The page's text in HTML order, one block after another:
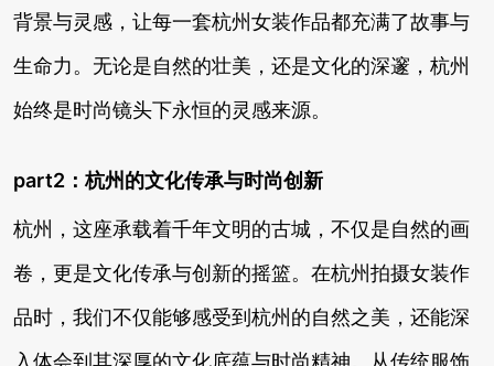
背景与灵感，让每一套杭州女装作品都充满了故事与
生命力。无论是自然的壮美，还是文化的深邃，杭州
始终是时尚镜头下永恒的灵感来源。
part2：杭州的文化传承与时尚创新
杭州，这座承载着千年文明的古城，不仅是自然的画
卷，更是文化传承与创新的摇篮。在杭州拍摄女装作
品时，我们不仅能够感受到杭州的自然之美，还能深
入体会到其深厚的文化底蕴与时尚精神。从传统服饰